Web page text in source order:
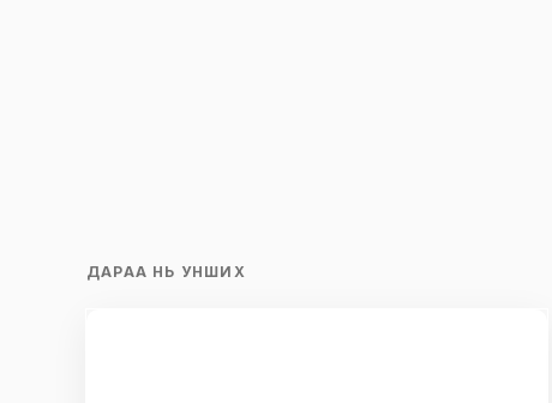
ДАРАА НЬ УНШИХ